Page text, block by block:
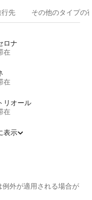
先 その他のタ⁠イ⁠プ⁠の
ロナ
在
在
リオール
在
表示
外が適用される場合が